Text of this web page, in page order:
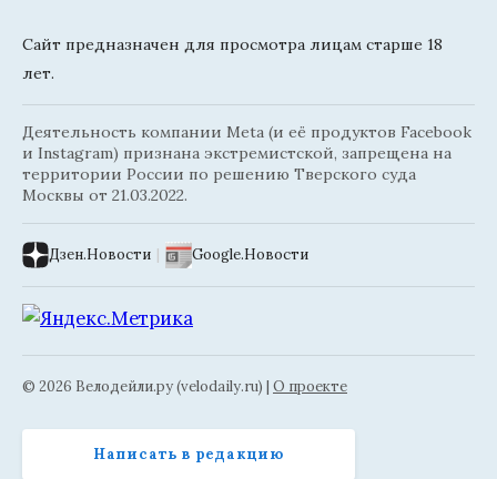
Сайт предназначен для просмотра лицам старше 18
лет.
Деятельность компании Meta (и её продуктов Facebook
и Instagram) признана экстремистской, запрещена на
территории России по решению Тверского суда
Москвы от 21.03.2022.
Дзен.Новости | Google.Новости
© 2026 Велодейли.ру (velodaily.ru) | О проекте
Написать в редакцию